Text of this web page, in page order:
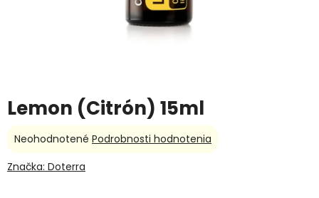
Lemon (Citrón) 15ml
Priemerné
produktu
Neohodnotené Podrobnosti hodnotenia
Značka: Doterra